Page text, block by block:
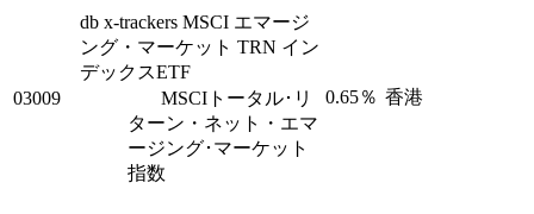
03009
db x-trackers MSCI エマージ
ング・マーケット TRN イン
デックスETF
MSCIトータル･リ
ターン・ネット・エマ
ージング･マーケット
指数
0.65％ 香港